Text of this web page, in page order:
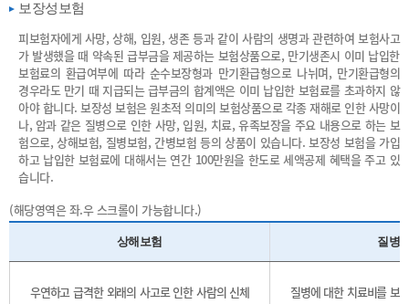
보장성보험
피보험자에게 사망, 상해, 입원, 생존 등과 같이 사람의 생명과 관련하여 보험사고
가 발생했을 때 약속된 급부금을 제공하는 보험상품으로, 만기생존시 이미 납입한
보험료의 환급여부에 따라 순수보장형과 만기환급형으로 나뉘며, 만기환급형의
경우라도 만기 때 지급되는 급부금의 합계액은 이미 납입한 보험료를 초과하지 않
아야 합니다. 보장성 보험은 원초적 의미의 보험상품으로 각종 재해로 인한 사망이
나, 암과 같은 질병으로 인한 사망, 입원, 치료, 유족보장을 주요 내용으로 하는 보
험으로, 상해보험, 질병보험, 간병보험 등의 상품이 있습니다. 보장성 보험을 가입
하고 납입한 보험료에 대해서는 연간 100만원을 한도로 세액공제 혜택을 주고 있
습니다.
(해당영역은 좌.우 스크롤이 가능합니다.)
상해보험 질병
우연하고 급격한 외래의 사고로 인한 사람의 신체
질병에 대한 치료비를 보